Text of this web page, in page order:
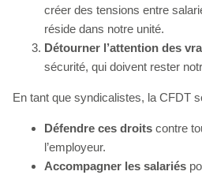
créer des tensions entre
réside dans notre unité.
Détourner l’attention des
sécurité, qui doivent rester
En tant que syndicalistes, la CFDT
Défendre ces droits contre
l’employeur.
Accompagner les salariés